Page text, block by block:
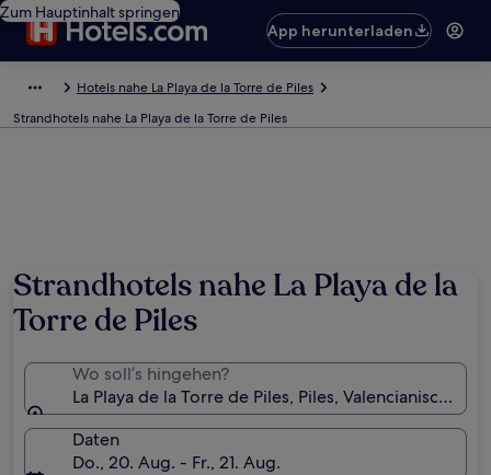
Zum Hauptinhalt springen
App herunterladen
Hotels nahe La Playa de la Torre de Piles
Strandhotels nahe La Playa de la Torre de Piles
Strandhotels nahe La Playa de la
Torre de Piles
Wo soll’s hingehen?
La Playa de la Torre de Piles, Piles, Valencianische
Daten
Do., 20. Aug. - Fr., 21. Aug.